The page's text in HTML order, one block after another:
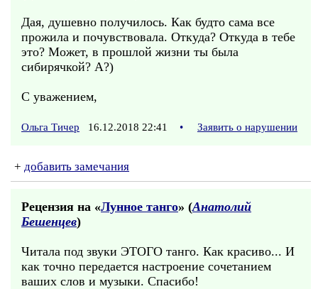
Дая, душевно получилось. Как будто сама все
прожила и почувствовала. Откуда? Откуда в тебе
это? Может, в прошлой жизни ты была
сибирячкой? А?)
С уважением,
Ольга Тичер 16.12.2018 22:41 • Заявить о нарушении
+ добавить замечания
Рецензия на «Лунное танго» (Анатолий
Бешенцев)
Читала под звуки ЭТОГО танго. Как красиво... И
как точно передается настроение сочетанием
ваших слов и музыки. Спасибо!